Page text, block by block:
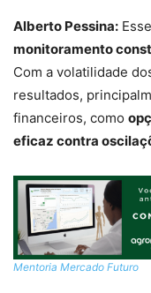
Alberto Pessina:
monitoramento
Com a volatilidade
resultados,
financeiros, como
eficaz contra
Mentoria Mercado Futuro